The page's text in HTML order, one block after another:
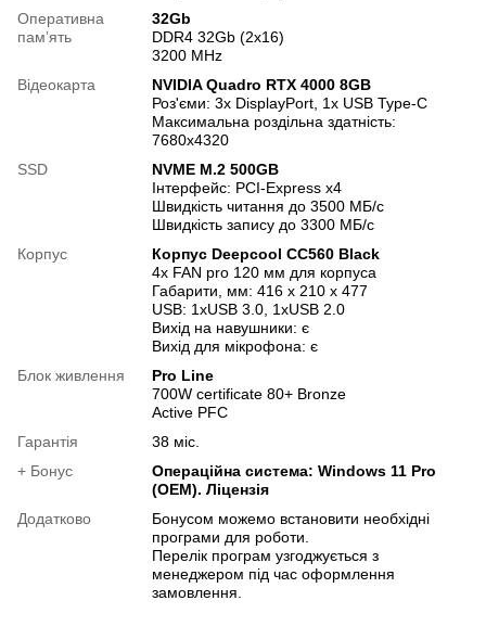
Оперативна
памʼять
32Gb
DDR4 32Gb (2x16)
3200 MHz
Відеокарта
NVIDIA Quadro RTX 4000 8GB
Роз'єми: 3x DisplayPort, 1x USB Type-C
Максимальна роздільна здатність:
7680x4320
SSD
NVME M.2 500GB
Інтерфейс: PCI-Express x4
Швидкість читання до 3500 МБ/с
Швидкість запису до 3300 МБ/с
Корпус
Корпус Deepcool CC560 Black
4x FAN pro 120 мм для корпуса
Габарити, мм: 416 x 210 x 477
USB: 1xUSB 3.0, 1xUSB 2.0
Вихід на навушники: є
Вихід для мікрофона: є
Блок живлення
Pro Line
700W certificate 80+ Bronze
Active PFC
Гарантія
38 міс.
+ Бонус
Операційна система: Windows 11 Pro
(OEM). Ліцензія
Додатково
Бонусом можемо встановити необхідні
програми для роботи.
Перелік програм узгоджується з
менеджером під час оформлення
замовлення.